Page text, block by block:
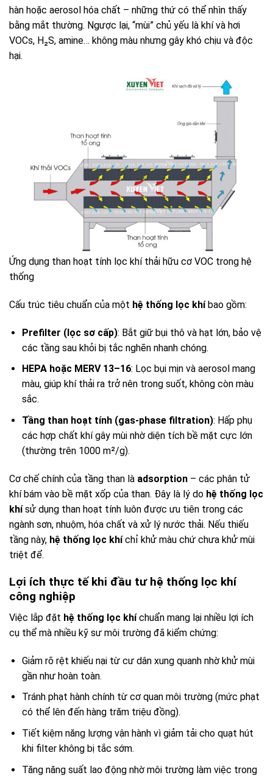
hàn hoặc aerosol hóa chất – những thứ có thể nhìn thấy
bằng mắt thường. Ngược lại, “mùi” chủ yếu là khí và hơi
VOCs, H₂S, amine… không màu nhưng gây khó chịu và độc
hại.
Ứng dụng than hoạt tính lọc khí thải hữu cơ VOC trong hệ
thống
Cấu trúc tiêu chuẩn của một hệ thống lọc khíbao gồm:
Prefilter (lọc sơ cấp): Bắt giữ bụi thô và hạt lớn, bảo vệ
các tầng sau khỏi bị tắc nghẽn nhanh chóng.
HEPA hoặc MERV 13–16: Lọc bụi mịn và aerosol mang
màu, giúp khí thải ra trở nên trong suốt, không còn màu
sắc.
Tầng than hoạt tính (gas-phase filtration): Hấp phụ
các hợp chất khí gây mùi nhờ diện tích bề mặt cực lớn
(thường trên 1000 m²/g).
Cơ chế chính của tầng than là adsorption – các phân tử
khí bám vào bề mặt xốp của than. Đây là lý do hệ thống lọc
khísử dụng than hoạt tính luôn được ưu tiên trong các
ngành sơn, nhuộm, hóa chất và xử lý nước thải. Nếu thiếu
tầng này, hệ thống lọc khíchỉ khử màu chứ chưa khử mùi
triệt để.
Lợi ích thực tế khi đầu tư hệ thống lọc khí
công nghiệp
Việc lắp đặt hệ thống lọc khíchuẩn mang lại nhiều lợi ích
cụ thể mà nhiều kỹ sư môi trường đã kiểm chứng:
Giảm rõ rệt khiếu nại từ cư dân xung quanh nhờ khử mùi
gần như hoàn toàn.
Tránh phạt hành chính từ cơ quan môi trường (mức phạt
có thể lên đến hàng trăm triệu đồng).
Tiết kiệm năng lượng vận hành vì giảm tải cho quạt hút
khi filter không bị tắc sớm.
Tăng năng suất lao động nhờ môi trường làm việc trong